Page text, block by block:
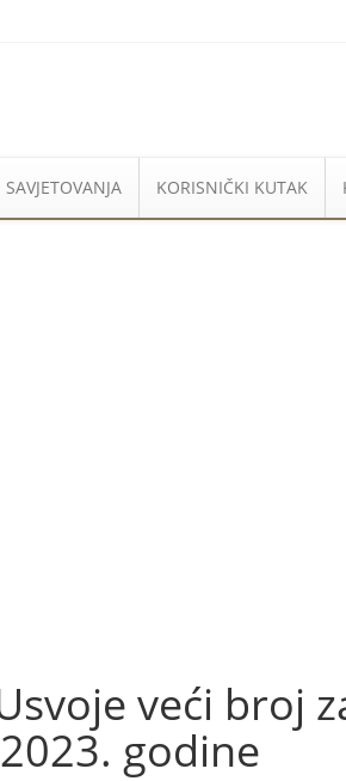
SAVJETOVANJA KORISNIČKI KUTAK
veći broj
godine